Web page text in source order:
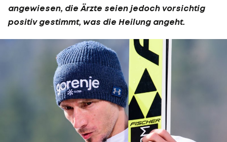
angewiesen, die Ärzte seien jedoch vorsichtig
positiv gestimmt, was die Heilung angeht.